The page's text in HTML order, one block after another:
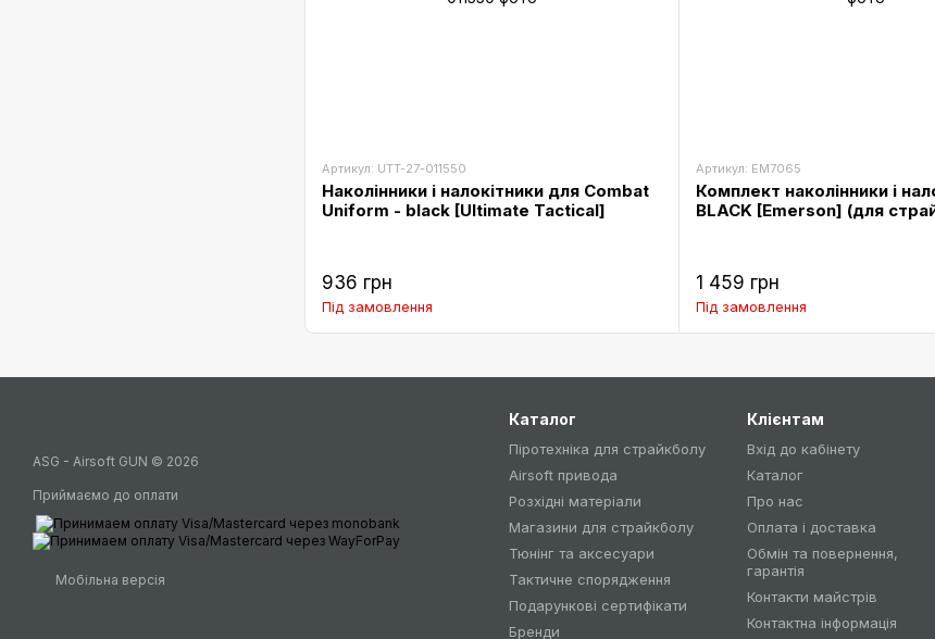
Артикул: UTT-27-011550
Наколінники і налокітники для Combat
Uniform - black [Ultimate Tactical]
936 грн
Під замовлення
Артикул: EM7065
Комплект наколінники і
BLACK [Emerson] (для
1 459 грн
Під замовлення
ASG - Airsoft GUN © 2026
Приймаємо до оплати
Мобільна версія
Каталог
Піротехніка для страйкболу
Airsoft привода
Розхідні матеріали
Магазини для страйкболу
Тюнінг та аксесуари
Тактичне спорядження
Подарункові сертифікати
Бренди
Клієнтам
Вхід до кабінету
Каталог
Про нас
Оплата і доставка
Обмін та повернення,
гарантія
Контакти майстрів
Контактна інформація